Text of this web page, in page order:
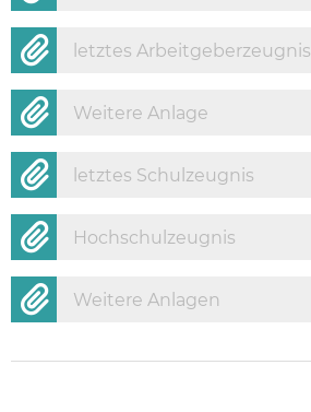
letztes Arbeitgeberzeugnis
Weitere Anlage
letztes Schulzeugnis
Hochschulzeugnis
Weitere Anlagen